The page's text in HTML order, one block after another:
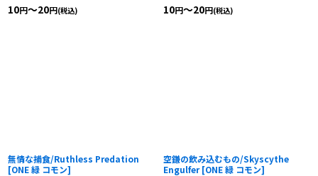
10円～20円(税込) 10円～20円(税込)
無情な捕食/Ruthless Predation
[ONE 緑 コモン]
空鎌の飲み込むもの/Skyscythe
Engulfer [ONE 緑 コモン]